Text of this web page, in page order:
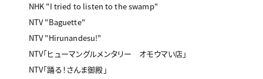
NHK "I tried to listen to the swamp"
NTV "Baguette"
NTV "Hirunandesu!"
NTV「ヒューマングルメンタリー オモウマい店」
NTV「踊る！さんま御殿」